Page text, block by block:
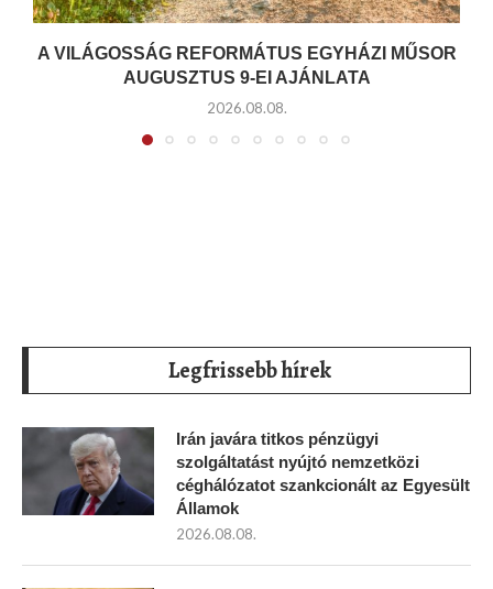
A VILÁGOSSÁG REFORMÁTUS EGYHÁZI MŰSOR
AUGUSZTUS 9-EI AJÁNLATA
2026.08.08.
Legfrissebb hírek
Irán javára titkos pénzügyi
szolgáltatást nyújtó nemzetközi
céghálózatot szankcionált az Egyesült
Államok
2026.08.08.